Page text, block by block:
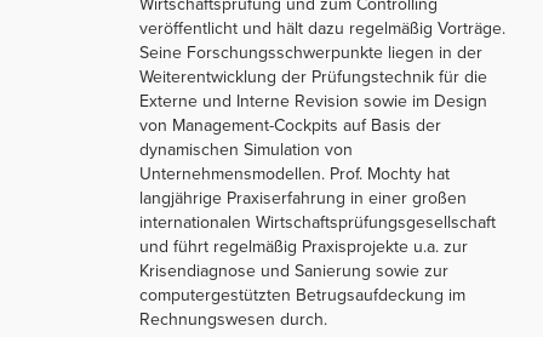
veröffentlicht und hält dazu regelmäßig Vorträge.
Seine Forschungsschwerpunkte liegen in der
Weiterentwicklung der Prüfungstechnik für die
Externe und Interne Revision sowie im Design
von Management-Cockpits auf Basis der
dynamischen Simulation von
Unternehmensmodellen. Prof. Mochty hat
langjährige Praxiserfahrung in einer großen
internationalen Wirtschaftsprüfungsgesellschaft
und führt regelmäßig Praxisprojekte u.a. zur
Krisendiagnose und Sanierung sowie zur
computergestützten Betrugsaufdeckung im
Rechnungswesen durch.